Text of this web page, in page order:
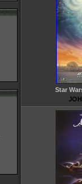
Star